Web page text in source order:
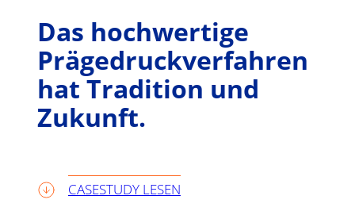
Das hochwertige
Prägedruckverfahren
hat Tradition und
Zukunft.
CASESTUDY LESEN